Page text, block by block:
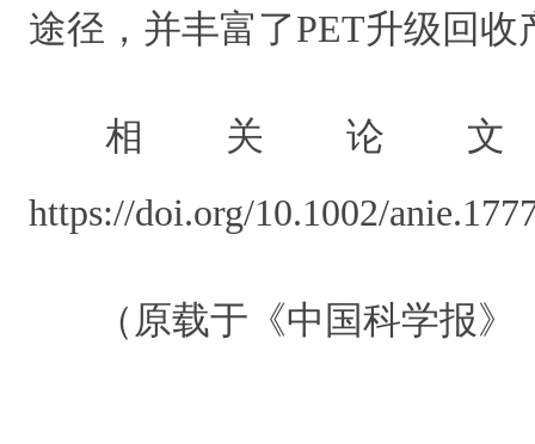
途径，并丰富了PET升级回收
相关论
https://doi.org/10.1002/
（原载于《中国科学报